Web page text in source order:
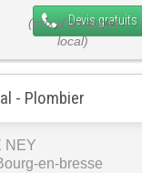
Devis gratuits
- Plombier
NEY
en-bresse